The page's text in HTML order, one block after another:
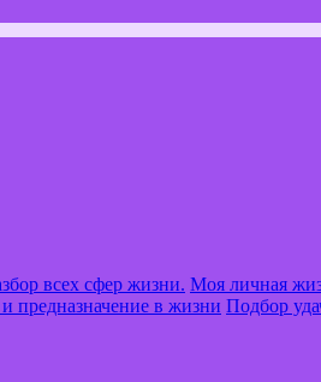
всех сфер жизни. Моя личная
предназначение в жизни Подбор